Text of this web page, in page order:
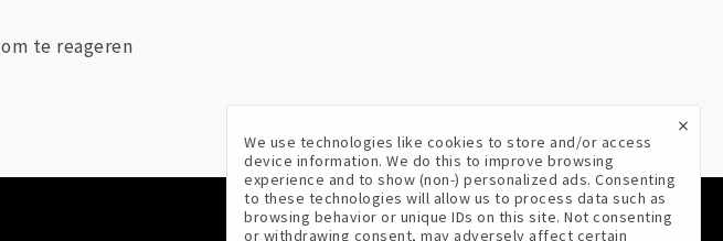
om te reageren
VOLG ONS
×
We use technologies like cookies to store and/or access
device information. We do this to improve browsing
experience and to show (non-) personalized ads. Consenting
to these technologies will allow us to process data such as
browsing behavior or unique IDs on this site. Not consenting
or withdrawing consent, may adversely affect certain